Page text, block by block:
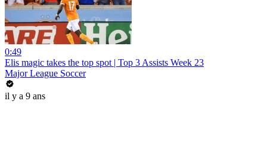
0:49
Elis magic takes the top spot | Top 3 Assists Week 23
Major League Soccer
il y a 9 ans